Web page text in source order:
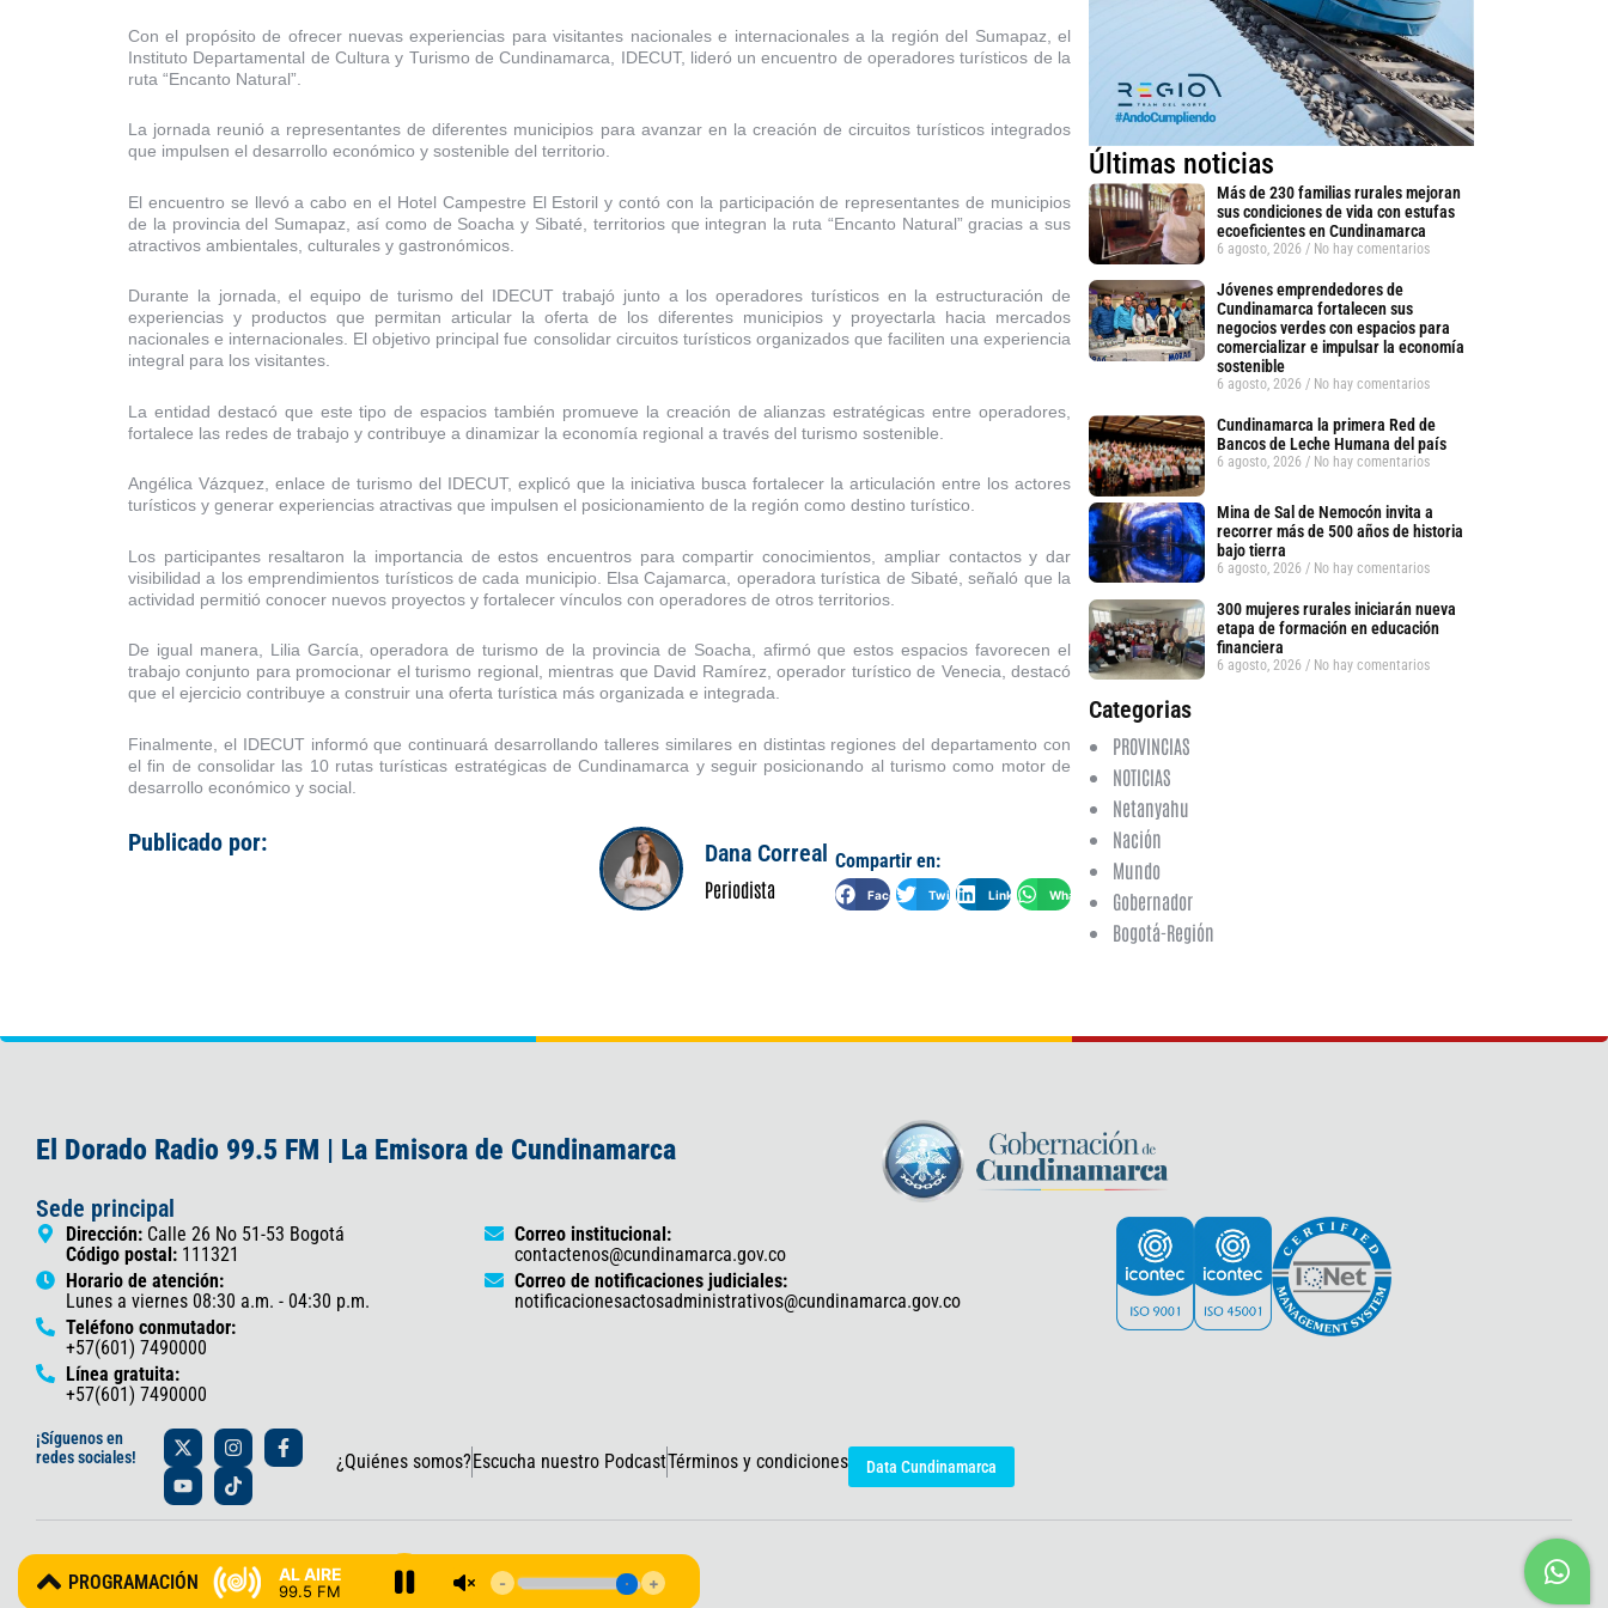
Con el propósito de ofrecer nuevas experiencias para visitantes nacionales e internacionales a la región del Sumapaz, el
Instituto Departamental de Cultura y Turismo de Cundinamarca, IDECUT, lideró un encuentro de operadores turísticos de la
ruta “Encanto Natural”.
La jornada reunió a representantes de diferentes municipios para avanzar en la creación de circuitos turísticos integrados
que impulsen el desarrollo económico y sostenible del territorio.
El encuentro se llevó a cabo en el Hotel Campestre El Estoril y contó con la participación de representantes de municipios
de la provincia del Sumapaz, así como de Soacha y Sibaté, territorios que integran la ruta “Encanto Natural” gracias a sus
atractivos ambientales, culturales y gastronómicos.
Durante la jornada, el equipo de turismo del IDECUT trabajó junto a los operadores turísticos en la estructuración de
experiencias y productos que permitan articular la oferta de los diferentes municipios y proyectarla hacia mercados
nacionales e internacionales. El objetivo principal fue consolidar circuitos turísticos organizados que faciliten una experiencia
integral para los visitantes.
La entidad destacó que este tipo de espacios también promueve la creación de alianzas estratégicas entre operadores,
fortalece las redes de trabajo y contribuye a dinamizar la economía regional a través del turismo sostenible.
Angélica Vázquez, enlace de turismo del IDECUT, explicó que la iniciativa busca fortalecer la articulación entre los actores
turísticos y generar experiencias atractivas que impulsen el posicionamiento de la región como destino turístico.
Los participantes resaltaron la importancia de estos encuentros para compartir conocimientos, ampliar contactos y dar
visibilidad a los emprendimientos turísticos de cada municipio. Elsa Cajamarca, operadora turística de Sibaté, señaló que la
actividad permitió conocer nuevos proyectos y fortalecer vínculos con operadores de otros territorios.
De igual manera, Lilia García, operadora de turismo de la provincia de Soacha, afirmó que estos espacios favorecen el
trabajo conjunto para promocionar el turismo regional, mientras que David Ramírez, operador turístico de Venecia, destacó
que el ejercicio contribuye a construir una oferta turística más organizada e integrada.
Finalmente, el IDECUT informó que continuará desarrollando talleres similares en distintas regiones del departamento con
el fin de consolidar las 10 rutas turísticas estratégicas de Cundinamarca y seguir posicionando al turismo como motor de
desarrollo económico y social.
Publicado por: Dana Correal
Periodista
Compartir en:
Facebook Twitter LinkedIn WhatsApp
Últimas noticias
Más de 230 familias rurales mejoran
sus condiciones de vida con estufas
ecoeficientes en Cundinamarca
6 agosto, 2026 No hay comentarios
Jóvenes emprendedores de
Cundinamarca fortalecen sus
negocios verdes con espacios para
comercializar e impulsar la economía
sostenible
6 agosto, 2026 No hay comentarios
Cundinamarca la primera Red de
Bancos de Leche Humana del país
6 agosto, 2026 No hay comentarios
Mina de Sal de Nemocón invita a
recorrer más de 500 años de historia
bajo tierra
6 agosto, 2026 No hay comentarios
300 mujeres rurales iniciarán nueva
etapa de formación en educación
financiera
6 agosto, 2026 No hay comentarios
Categorias
PROVINCIAS
NOTICIAS
Netanyahu
Nación
Mundo
Gobernador
Bogotá-Región
El Dorado Radio 99.5 FM | La Emisora de Cundinamarca
Sede principal
Dirección: Calle 26 No 51-53 Bogotá
Código postal: 111321
Horario de atención:
Lunes a viernes 08:30 a.m. - 04:30 p.m.
Teléfono conmutador:
+57(601) 7490000
Línea gratuita:
+57(601) 7490000
Correo institucional:
contactenos@cundinamarca.gov.co
Correo de notificaciones judiciales:
notificacionesactosadministrativos@cundinamarca.gov.co
AL AIRE
99.5 FM
¡Síguenos en
redes sociales!
X
-
t
w
i
t
e
r
I
n
s
t
a
r
a
m
F
a
c
o
k
-
Y
o
u
t
u
e
T
i
k
t
o
¿Quiénes somos?Escucha nuestro PodcastTérminos y condiciones Data Cundinamarca
© 2025 Gobernación de Cundinamarca – Oficina de Prensa y Comunicaciones
PROGRAMACIÓN